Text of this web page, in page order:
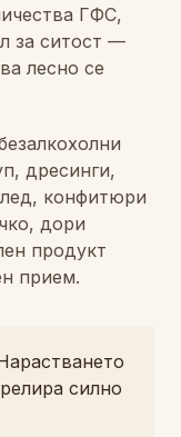
ГФС,
за ситост —
лесно се
дресинги,
конфитюри
дори
продукт
прием.
силно